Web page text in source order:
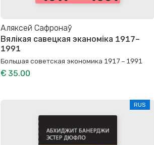
Аляксей Сафронаў
Вялікая савецкая эканоміка 1917–
1991
Большая советская экономика 1917 – 1991
€ 35.00
RUS